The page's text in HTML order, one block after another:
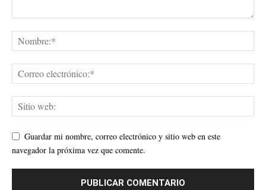
Guardar mi nombre, correo electrónico y sitio web en este
navegador la próxima vez que comente.